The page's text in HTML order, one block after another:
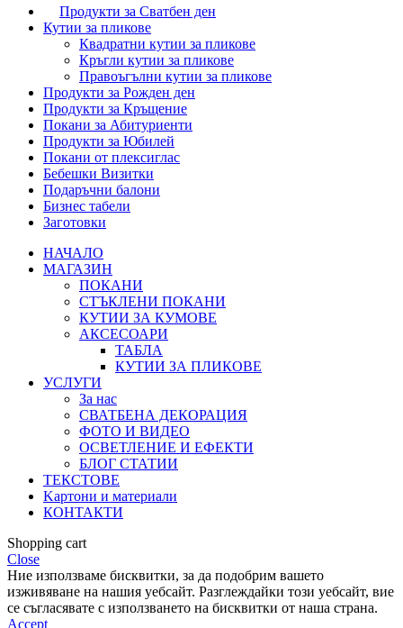
Продукти за Сватбен ден
Кутии за пликове
Квадратни кутии за пликове
Кръгли кутии за пликове
Правоъгълни кутии за пликове
Продукти за Рожден ден
Продукти за Кръщение
Покани за Абитуриенти
Продукти за Юбилей
Покани от плексиглас
Бебешки Визитки
Подаръчни балони
Бизнес табели
Заготовки
НАЧАЛО
МАГАЗИН
ПОКАНИ
СТЪКЛЕНИ ПОКАНИ
КУТИИ ЗА КУМОВЕ
АКСЕСОАРИ
ТАБЛА
КУТИИ ЗА ПЛИКОВЕ
УСЛУГИ
За нас
СВАТБЕНА ДЕКОРАЦИЯ
ФОТО И ВИДЕО
ОСВЕТЛЕНИЕ И ЕФЕКТИ
БЛОГ СТАТИИ
ТЕКСТОВЕ
Kартони и материали
КОНТАКТИ
Shopping cart
Close
Ние използваме бисквитки, за да подобрим вашето
изживяване на нашия уебсайт. Разглеждайки този уебсайт, вие
се съгласявате с използването на бисквитки от наша страна.
Accept